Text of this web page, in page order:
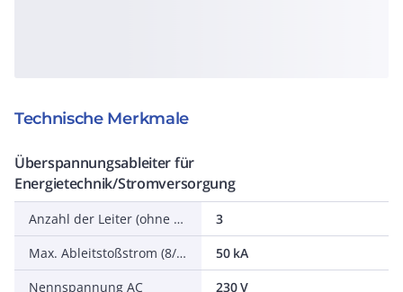
Technische Merkmale
Überspannungsableiter für
Energietechnik/Stromversorgung
Anzahl der Leiter (ohne Erde)
3
Max. Ableitstoßstrom (8/20)
50 kA
Nennspannung AC
230 V